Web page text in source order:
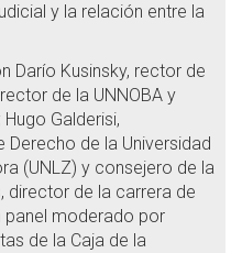
y la relación entre la
Darío Kusinsky, rector de
de la UNNOBA y
Galderisi,
de la Universidad
(UNLZ) y consejero de la
director de la carrera de
panel moderado por
de la Caja de la